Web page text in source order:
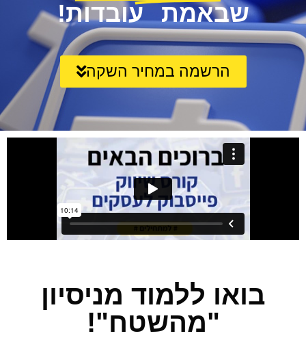
שבאמת עובדות!
הרשמה במחיר השקה
בואו ללמוד מניסיון
"מהשטח"!